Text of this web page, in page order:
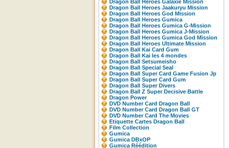
Dragon Ball Heroes Galaxie Mission
Dragon Ball Heroes Jaakuryu Mission
Dragon Ball Heroes God Mission
Dragon Ball Heroes Gumica
Dragon Ball Heroes Gumica G-Mission
Dragon Ball Heroes Gumica J-Mission
Dragon Ball Heroes Gumica God Mission
Dragon Ball Heroes Ultimate Mission
Dragon Ball Kai Card Gum
Dragon Ball Kai les 4 mondes
Dragon Ball Setsumeisho
Dragon Ball Special Seal
Dragon Ball Super Card Game Fusion Jp
Dragon Ball Super Card Gum
Dragon Ball Super Divers
Dragon Ball Z Super Decisive Battle
Dragon Power
DVD Number Card Dragon Ball
DVD Number Card Dragon Ball GT
DVD Number Card The Movies
Etiquette Cartes Dragon Ball
Film Collection
Gumica
Gumica DBxOP
Gumica Réédition